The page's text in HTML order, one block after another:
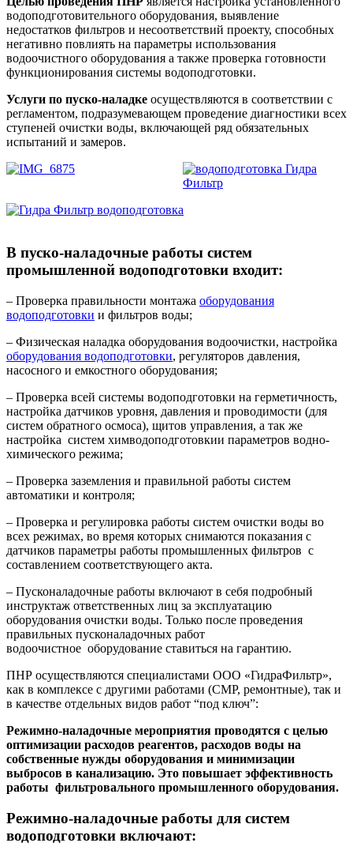
водоподготовительного оборудования, выявление
недостатков фильтров и несоответствий проекту, способных
негативно повлиять на параметры использования
водоочистного оборудования а также проверка готовности
функционирования системы водоподготовки.
Услуги по пуско-наладке осуществляются в соответствии с
регламентом, подразумевающем проведение диагностики всех
ступеней очистки воды, включающей ряд обязательных
испытаний и замеров.
В пуско-наладочные работы систем
промышленной водоподготовки входит:
– Проверка правильности монтажа оборудования
водоподготовки и фильтров воды;
– Физическая наладка оборудования водоочистки, настройка
оборудования водоподготовки, регуляторов давления,
насосного и емкостного оборудования;
– Проверка всей системы водоподготовки на герметичность,
настройка датчиков уровня, давления и проводимости (для
систем обратного осмоса), щитов управления, а так же
настройка систем химводоподготовкии параметров водно-
химического режима;
– Проверка заземления и правильной работы систем
автоматики и контроля;
– Проверка и регулировка работы систем очистки воды во
всех режимах, во время которых снимаются показания с
датчиков параметры работы промышленных фильтров с
составлением соответствующего акта.
– Пусконаладочные работы включают в себя подробный
инструктаж ответственных лиц за эксплуатацию
оборудования очистки воды. Только после проведения
правильных пусконаладочных работ
водоочистное оборудование ставиться на гарантию.
ПНР осуществляются специалистами ООО «ГидраФильтр»,
как в комплексе с другими работами (СМР, ремонтные), так и
в качестве отдельных видов работ “под ключ”:
Режимно-наладочные мероприятия проводятся с целью
оптимизации расходов реагентов, расходов воды на
собственные нужды оборудования и минимизации
выбросов в канализацию. Это повышает эффективность
работы фильтровального промышленного оборудования.
Режимно-наладочные работы для систем
водоподготовки включают: